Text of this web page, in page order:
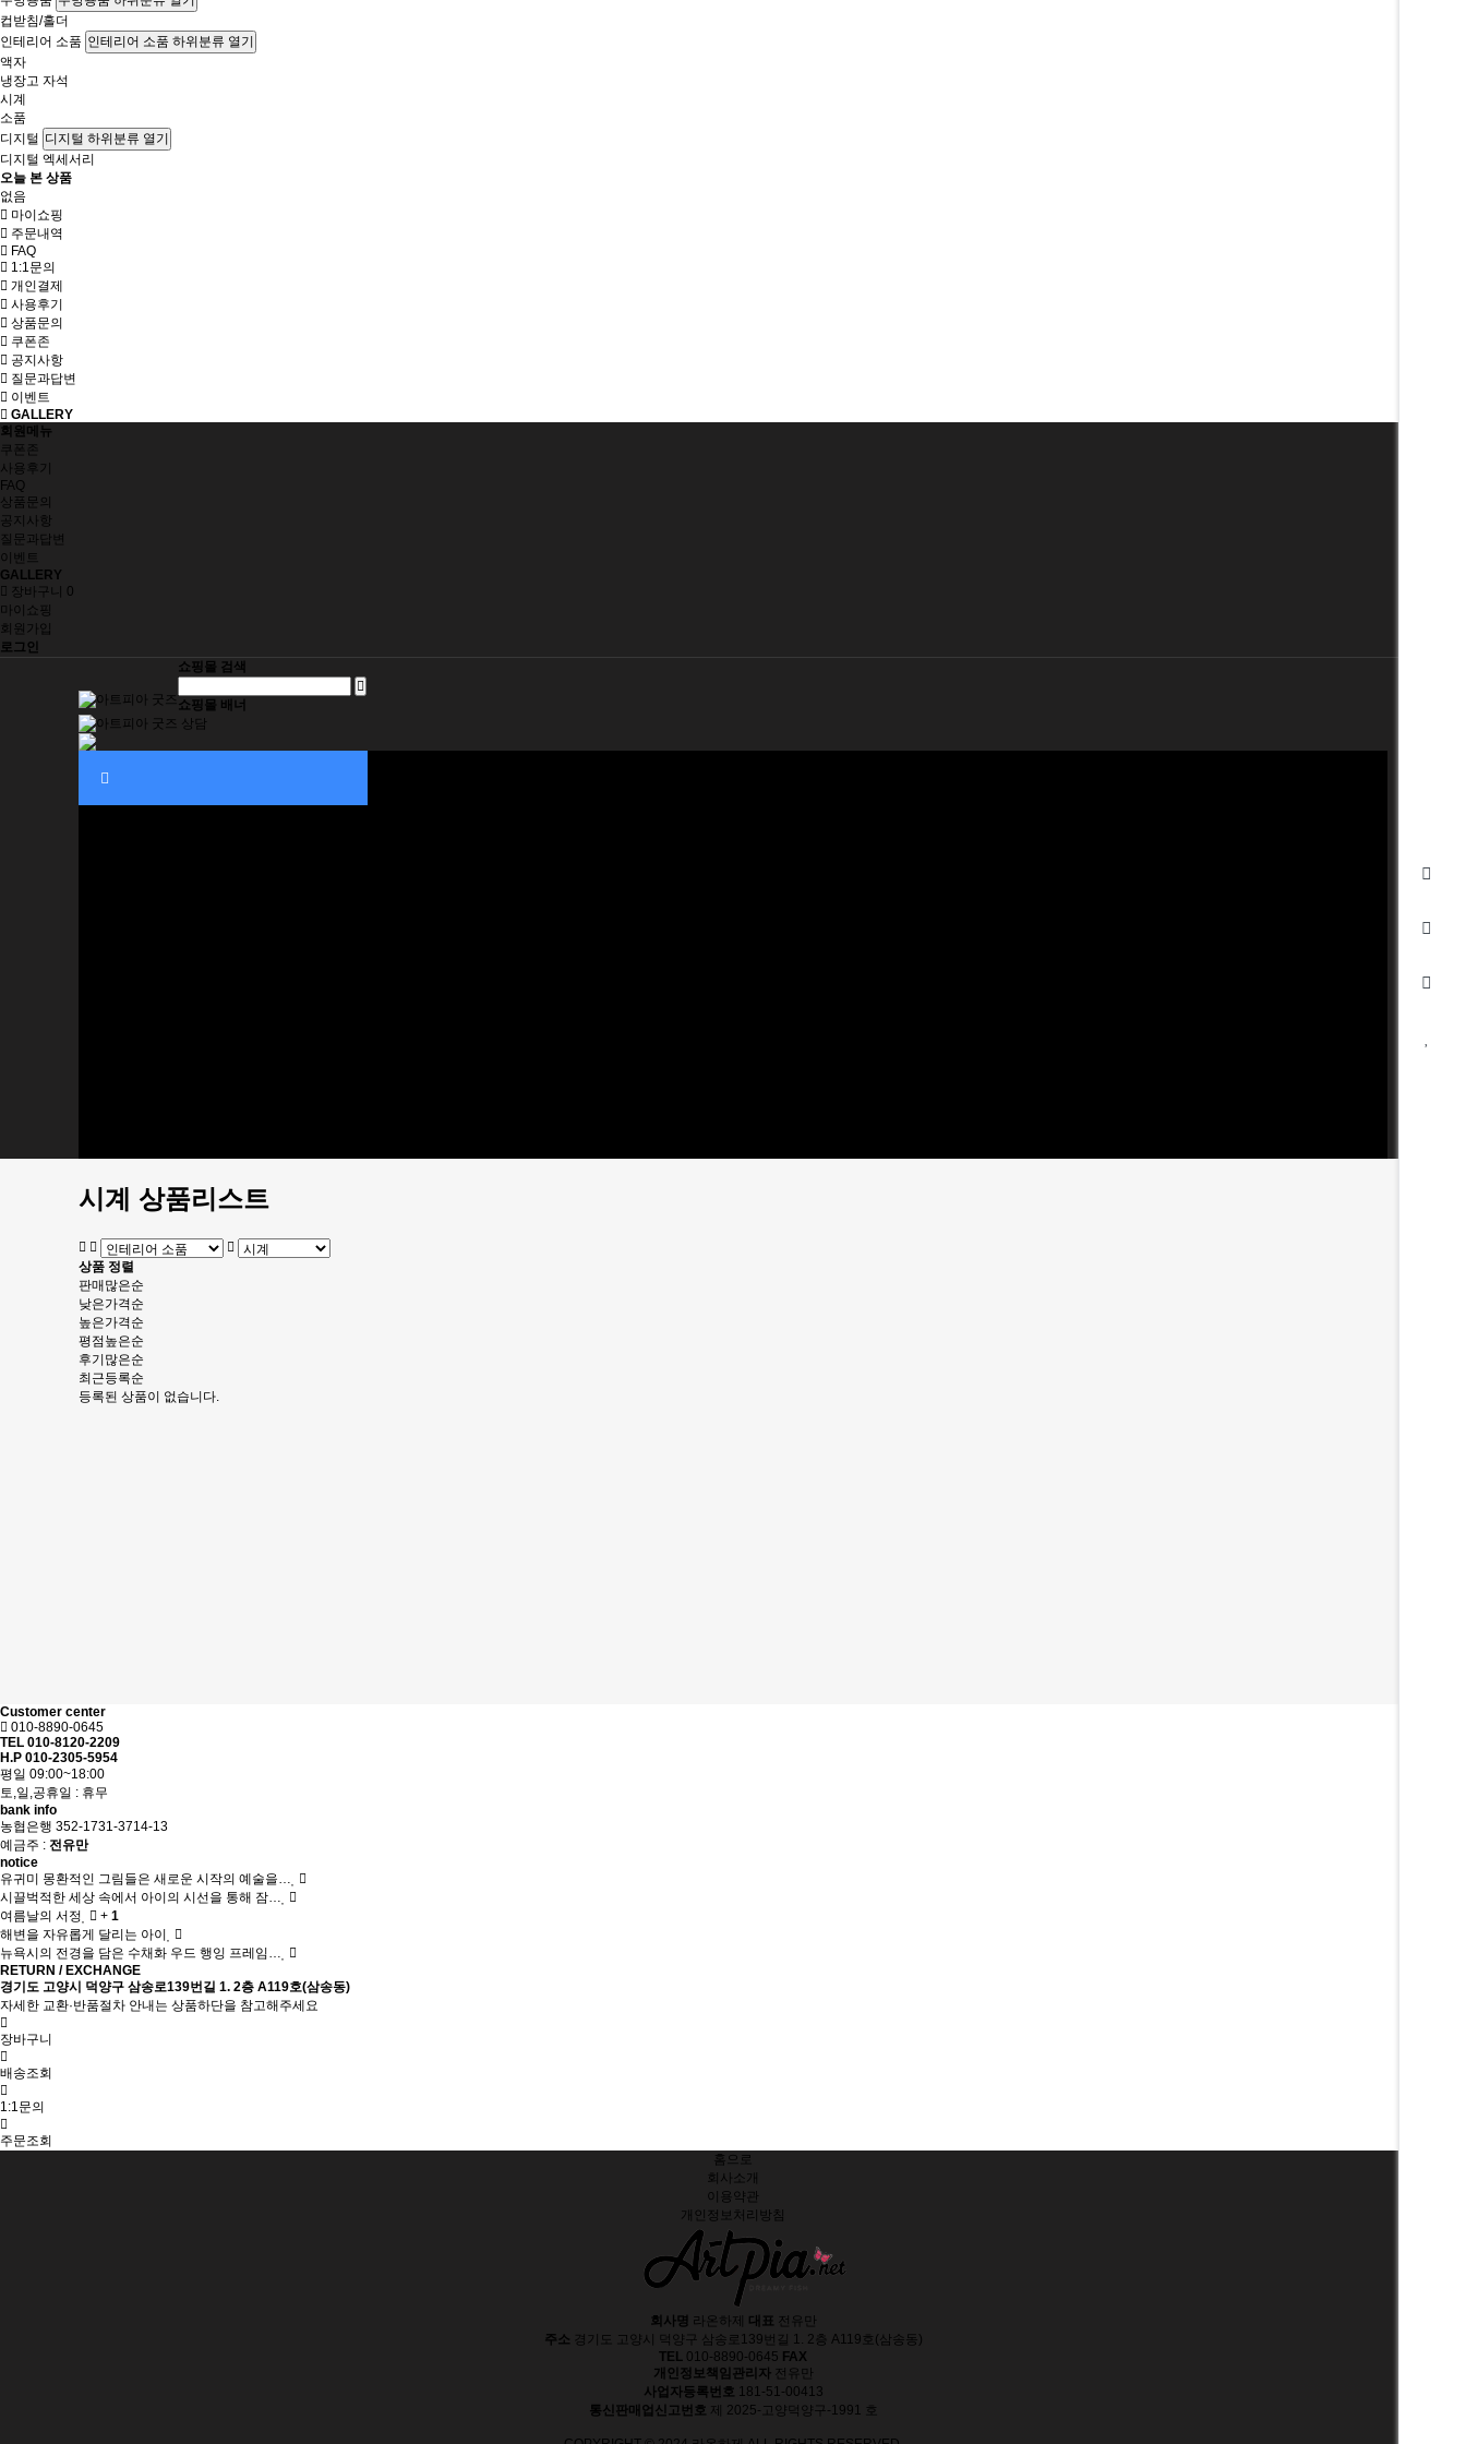
컵받침/홀더
인테리어 소품 인테리어 소품 하위분류 열기
액자
냉장고 자석
시계
소품
디지털 디지털 하위분류 열기
디지털 엑세서리
오늘 본 상품
없음
마이쇼핑
주문내역
FAQ
1:1문의
개인결제
사용후기
상품문의
쿠폰존
공지사항
질문과답변
이벤트
GALLERY
회원메뉴
쿠폰존
사용후기
FAQ
상품문의
공지사항
질문과답변
이벤트
GALLERY
장바구니
0
마이쇼핑
회원가입
로그인
쇼핑몰 검색
쇼핑몰 배너
시계 상품리스트
상품 정렬
판매많은순
낮은가격순
높은가격순
평점높은순
후기많은순
최근등록순
등록된 상품이 없습니다.
Customer center
010-8890-0645
TEL 010-8120-2209
H.P 010-2305-5954
평일 09:00~18:00
토,일,공휴일 : 휴무
bank info
농협은행 352-1731-3714-13
예금주 : 전유만
notice
유귀미 몽환적인 그림들은 새로운 시작의 예술을…
시끌벅적한 세상 속에서 아이의 시선을 통해 잠…
여름날의 서정
+ 1
해변을 자유롭게 달리는 아이
뉴욕시의 전경을 담은 수채화 우드 행잉 프레임…
RETURN / EXCHANGE
경기도 고양시 덕양구 삼송로139번길 1. 2층 A119호(삼송동)
자세한 교환·반품절차 안내는 상품하단을 참고해주세요
장바구니
배송조회
1:1문의
주문조회
홈으로
회사소개
이용약관
개인정보처리방침
회사명 라온하제 대표 전유만
주소 경기도 고양시 덕양구 삼송로139번길 1. 2층 A119호(삼송동)
TEL 010-8890-0645 FAX
개인정보책임관리자전유만
사업자등록번호 181-51-00413
통신판매업신고번호 제 2025-고양덕양구-1991 호